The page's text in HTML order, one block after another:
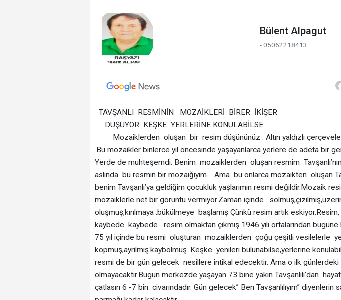
Bülent Alpagut
- 05062218413
TAVŞANLI RESMİNİN MOZAİKLERİ BİRER İKİŞER
DÜŞÜYOR KEŞKE YERLERİNE KONULABİLSE
Mozaiklerden oluşan bir resim düşününüz . Altın yaldızlı
.Bu mozaikler binlerce yıl öncesinde yaşayanlarca yerlere de adeta bir
Yerde de muhteşemdi. Benim mozaiklerden oluşan resmim
aslında bu resmin bir mozaiğiyim. Ama bu onlarca mozaikten oluşan
benim Tavşanlı’ya geldiğim çocukluk yaşlarımın resmi değildir.Mozaik
mozaiklerle net bir görüntü vermiyor.Zaman içinde
oluşmuş,kırılmaya .bükülmeye başlamış Çünkü resim artık
kaybede kaybede resim olmaktan çıkmış 1946 yılı ortalarından
75 yıl içinde bu resmi oluşturan mozaiklerden çoğu çeşitli vesilelerle
kopmuş,ayrılmış.kaybolmuş. Keşke yenileri bulunabilse,yerlerine
resmi de bir gün gelecek nesillere intikal edecektir. Ama o ilk günlerdeki
olmayacaktır.Bugün merkezde yaşayan 73 bine yakın Tavşanlılı’dan
çatlasın 6 -7 bin civarındadır. Gün gelecek” Ben Tavşanlılıyım” diyenlerin